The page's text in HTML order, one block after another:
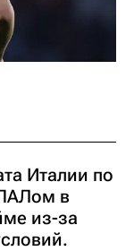
Италии по
в
из-за